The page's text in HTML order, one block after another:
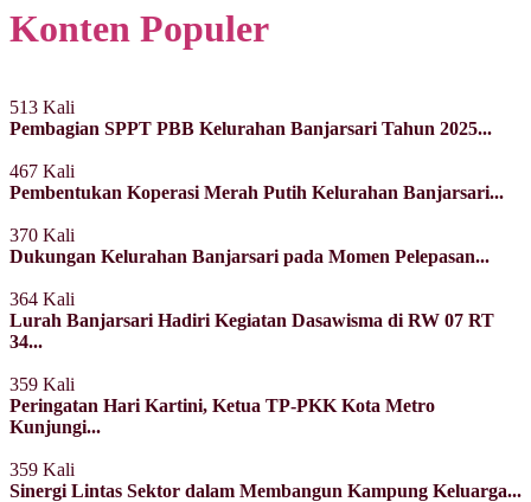
Konten Populer
513 Kali
Pembagian SPPT PBB Kelurahan Banjarsari Tahun 2025...
467 Kali
Pembentukan Koperasi Merah Putih Kelurahan Banjarsari...
370 Kali
Dukungan Kelurahan Banjarsari pada Momen Pelepasan...
364 Kali
Lurah Banjarsari Hadiri Kegiatan Dasawisma di RW 07 RT
34...
359 Kali
Peringatan Hari Kartini, Ketua TP-PKK Kota Metro
Kunjungi...
359 Kali
Sinergi Lintas Sektor dalam Membangun Kampung Keluarga...